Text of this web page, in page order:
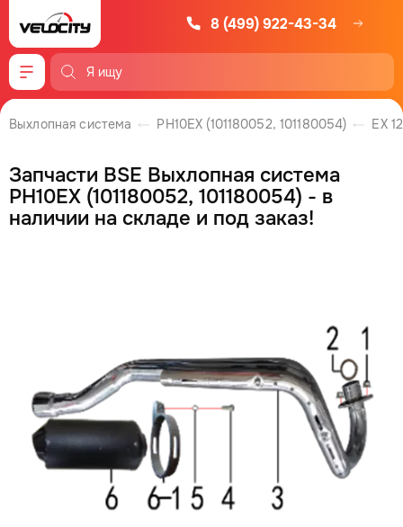
8 (499) 922-43-34
Меню
EX
PH10EX (101180052, 101180054)
Выхлопная система
Запчасти BSE Выхлопная система
PH10EX (101180052, 101180054) - в
наличии на складе и под заказ!